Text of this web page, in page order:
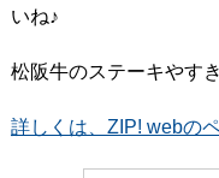
いね♪
松阪牛のステーキやす
詳しくは、ZIP! webの